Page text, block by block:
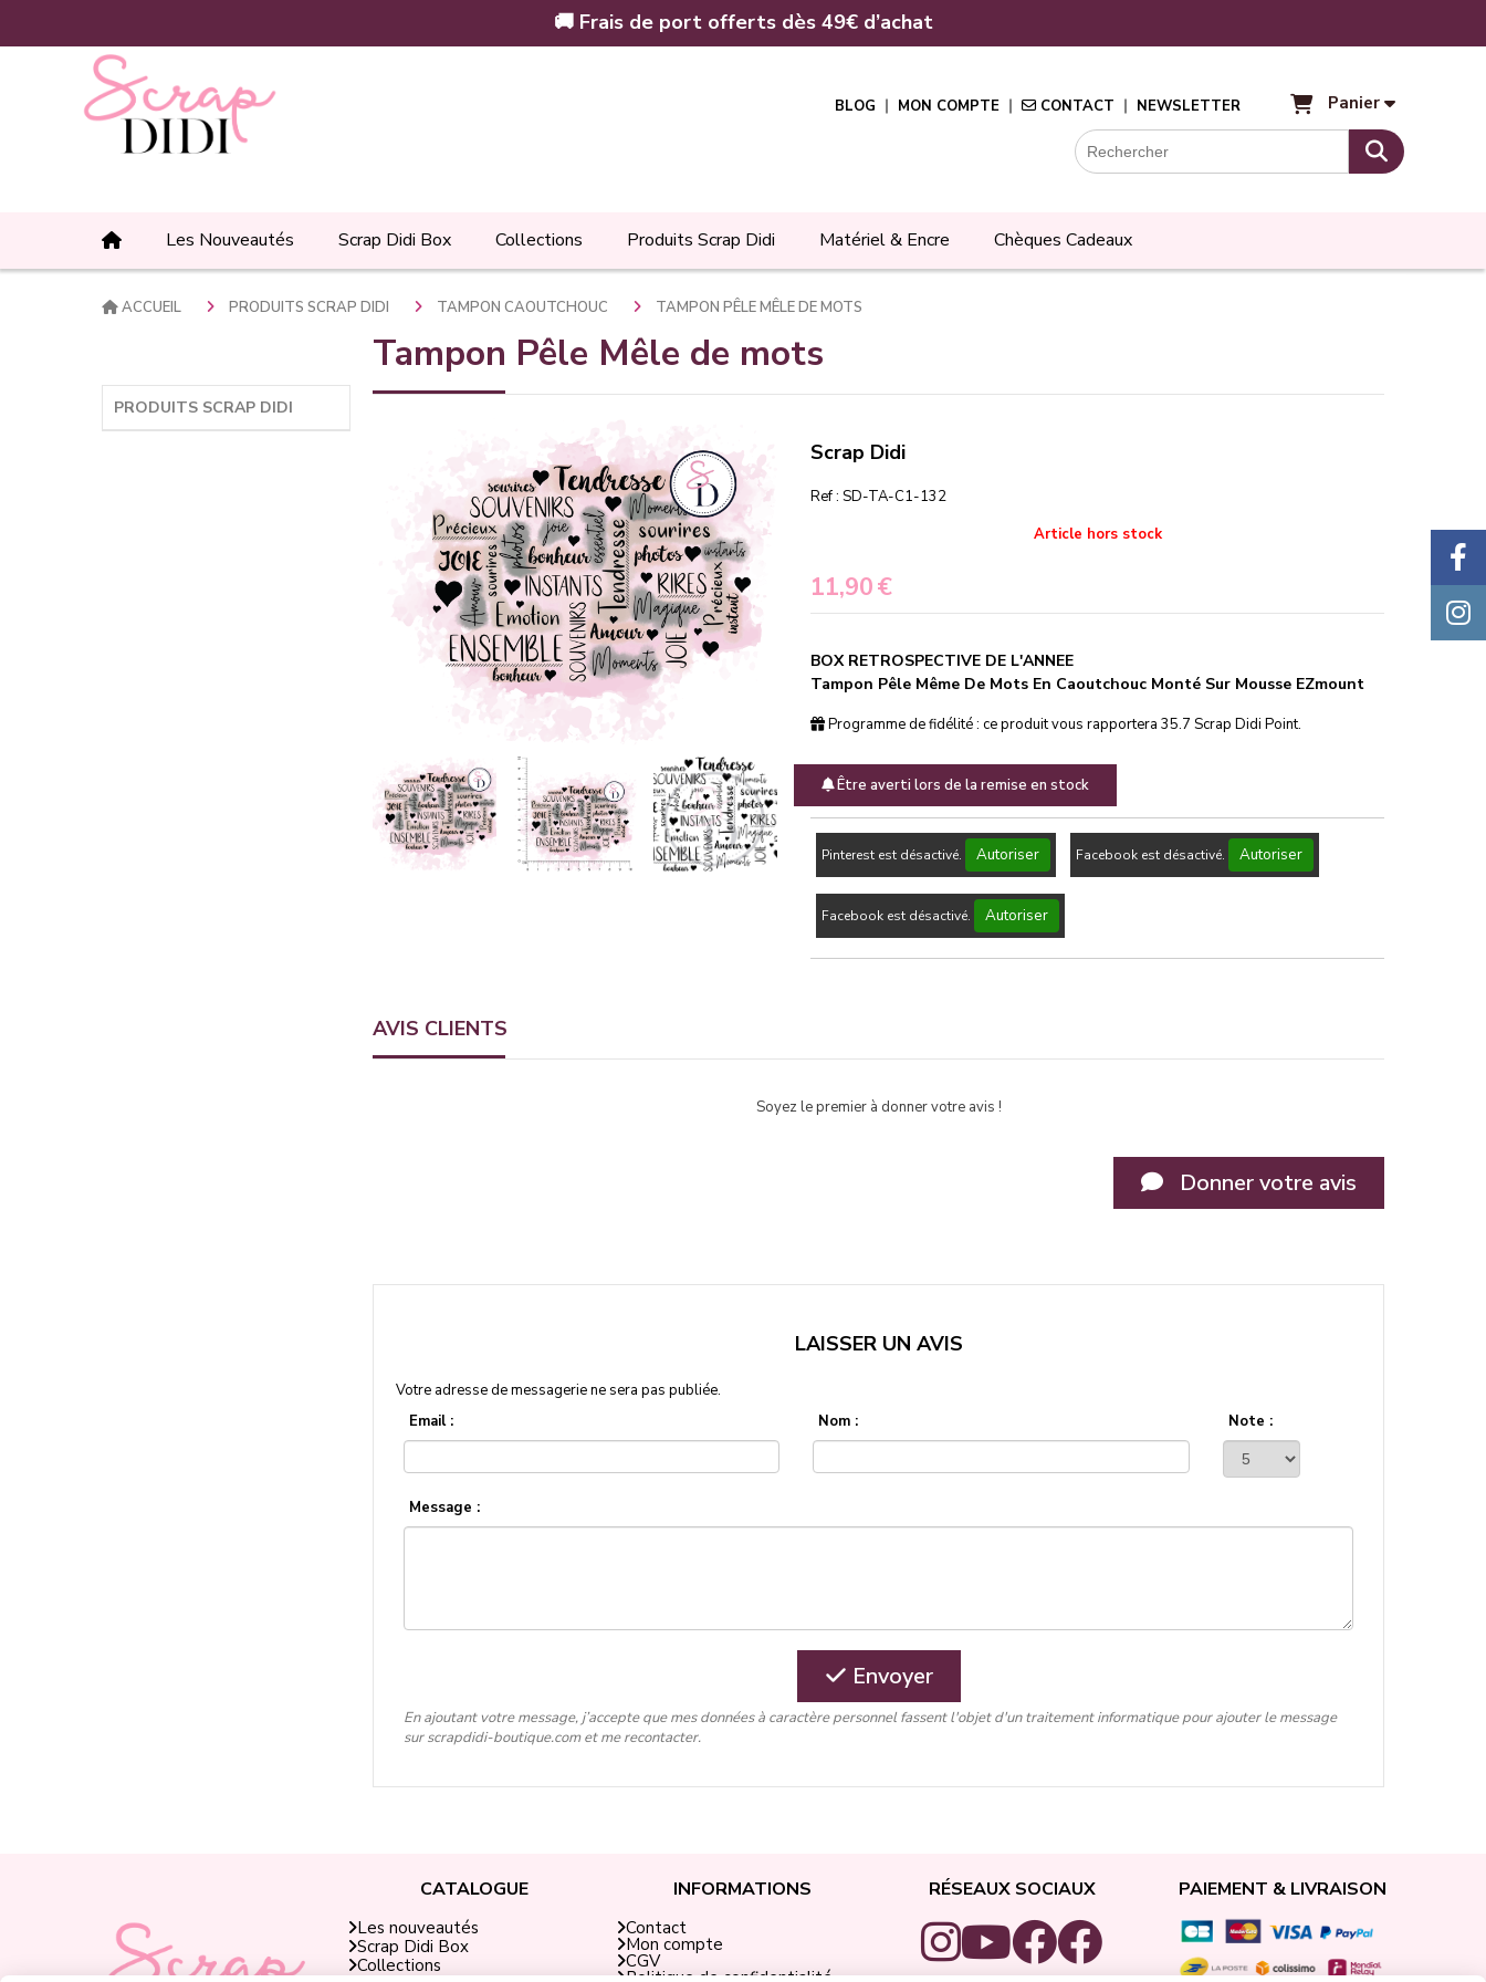
🚚 Frais de port offerts dès 49€ d’achat
BLOG MON COMPTE CONTACT NEWSLETTER Panier
Les Nouveautés Scrap Didi Box Collections Produits Scrap Didi Matériel & Encre Chèques Cadeaux
PRODUITS SCRAP DIDI
ACCUEIL PRODUITS SCRAP DIDI TAMPON CAOUTCHOUC TAMPON PÊLE MÊLE DE MOTS
Tampon Pêle Mêle de mots
Scrap Didi
Ref : SD-TA-C1-132
11,90€
Article hors stock
BOX RETROSPECTIVE DE L'ANNEE
Tampon Pêle Même De Mots En Caoutchouc Monté Sur Mousse EZmount
Programme de fidélité : ce produit vous rapportera 35.7 Scrap Didi Point.
Être averti lors de la remise en stock
Pinterest est désactivé. Autoriser Facebook est désactivé. Autoriser
Facebook est désactivé. Autoriser
AVIS CLIENTS
Soyez le premier à donner votre avis !
Donner votre avis
LAISSER UN AVIS
Votre adresse de messagerie ne sera pas publiée.
Email :
Nom : Note :
Message :
Envoyer
En ajoutant votre message, j’accepte que mes données à caractère personnel fassent l'objet d'un traitement informatique pour ajouter le message
sur scrapdidi-boutique.com et me recontacter.
CATALOGUE
Les nouveautés
Scrap Didi Box
Collections
INFORMATIONS
Contact
Mon compte
CGV
Politique de confidentialité
RÉSEAUX SOCIAUX PAIEMENT & LIVRAISON